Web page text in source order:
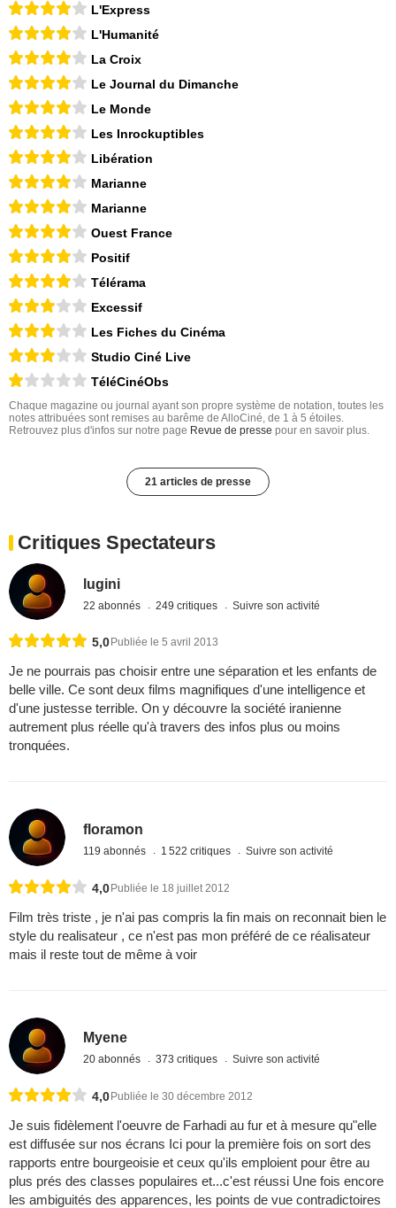
L'Express
L'Humanité
La Croix
Le Journal du Dimanche
Le Monde
Les Inrockuptibles
Libération
Marianne
Marianne
Ouest France
Positif
Télérama
Excessif
Les Fiches du Cinéma
Studio Ciné Live
TéléCinéObs
Chaque magazine ou journal ayant son propre système de notation, toutes les
notes attribuées sont remises au barême de AlloCiné, de 1 à 5 étoiles.
Retrouvez plus d'infos sur notre page Revue de presse pour en savoir plus.
21 articles de presse
Critiques Spectateurs
lugini
22 abonnés 249 critiques Suivre son activité
5,0 Publiée le 5 avril 2013
Je ne pourrais pas choisir entre une séparation et les enfants de
belle ville. Ce sont deux films magnifiques d'une intelligence et
d'une justesse terrible. On y découvre la société iranienne
autrement plus réelle qu'à travers des infos plus ou moins
tronquées.
floramon
119 abonnés 1 522 critiques Suivre son activité
4,0Publiée le 18 juillet 2012
Film très triste , je n'ai pas compris la fin mais on reconnait bien le
style du realisateur , ce n'est pas mon préféré de ce réalisateur
mais il reste tout de même à voir
Myene
20 abonnés 373 critiques Suivre son activité
4,0Publiée le 30 décembre 2012
Je suis fidèlement l'oeuvre de Farhadi au fur et à mesure qu"elle
est diffusée sur nos écrans Ici pour la première fois on sort des
rapports entre bourgeoisie et ceux qu'ils emploient pour être au
plus prés des classes populaires et...c'est réussi Une fois encore
les ambiguités des apparences, les points de vue contradictoires